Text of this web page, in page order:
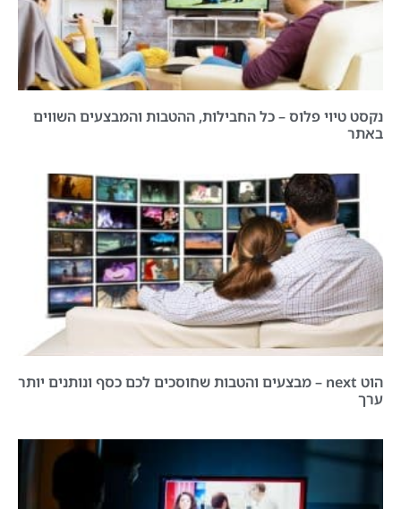
נקסט טיוי פלוס – כל החבילות, ההטבות והמבצעים השווים
באתר
הוט next – מבצעים והטבות שחוסכים לכם כסף ונותנים יותר
ערך